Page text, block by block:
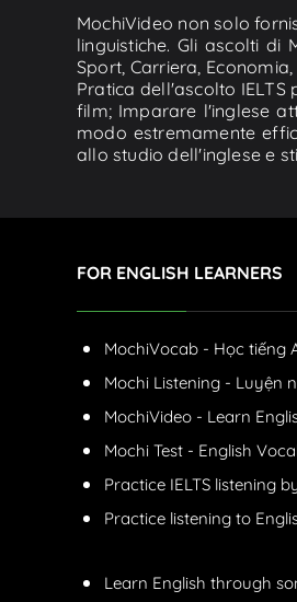
MochiVideo non solo
linguistiche. Gli ascolti di
Sport, Carriera,
Pratica dell'ascolto
film; Imparare l'inglese
modo estremamente
allo studio dell'inglese e
FOR ENGLISH LEARNERS
MochiVocab - Học tiếng
Mochi Listening - Luyện
MochiVideo - Learn
Mochi Test - English
Practice IELTS listening
Practice listening to
Learn English through